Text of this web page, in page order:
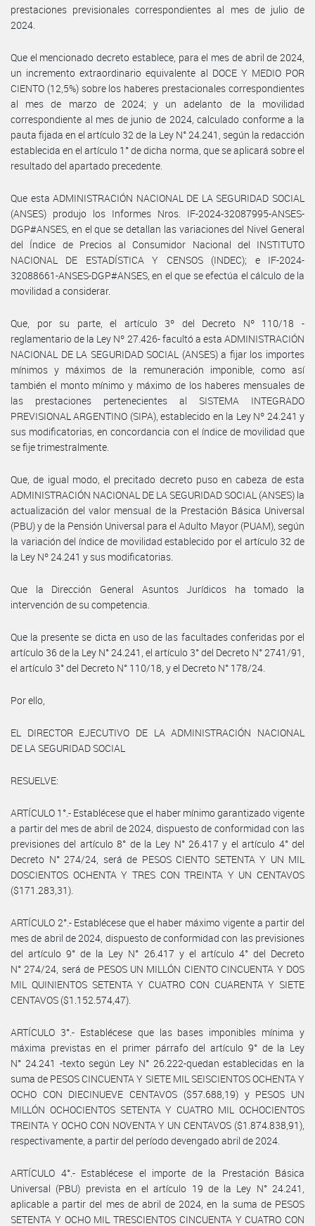
prestaciones previsionales correspondientes al mes de julio de
2024.
Que el mencionado decreto establece, para el mes de abril de 2024,
un incremento extraordinario equivalente al DOCE Y MEDIO POR
CIENTO (12,5%) sobre los haberes prestacionales correspondientes
al mes de marzo de 2024; y un adelanto de la movilidad
correspondiente al mes de junio de 2024, calculado conforme a la
pauta fijada en el artículo 32 de la Ley N° 24.241, según la redacción
establecida en el artículo 1° de dicha norma, que se aplicará sobre el
resultado del apartado precedente.
Que esta ADMINISTRACIÓN NACIONAL DE LA SEGURIDAD SOCIAL
(ANSES) produjo los Informes Nros. IF-2024-32087995-ANSES-
DGP#ANSES, en el que se detallan las variaciones del Nivel General
del Índice de Precios al Consumidor Nacional del INSTITUTO
NACIONAL DE ESTADÍSTICA Y CENSOS (INDEC); e IF-2024-
32088661-ANSES-DGP#ANSES, en el que se efectúa el cálculo de la
movilidad a considerar.
Que, por su parte, el artículo 3º del Decreto Nº 110/18 -
reglamentario de la Ley Nº 27.426- facultó a esta ADMINISTRACIÓN
NACIONAL DE LA SEGURIDAD SOCIAL (ANSES) a fijar los importes
mínimos y máximos de la remuneración imponible, como así
también el monto mínimo y máximo de los haberes mensuales de
las prestaciones pertenecientes al SISTEMA INTEGRADO
PREVISIONAL ARGENTINO (SIPA), establecido en la Ley Nº 24.241 y
sus modificatorias, en concordancia con el índice de movilidad que
se fije trimestralmente.
Que, de igual modo, el precitado decreto puso en cabeza de esta
ADMINISTRACIÓN NACIONAL DE LA SEGURIDAD SOCIAL (ANSES) la
actualización del valor mensual de la Prestación Básica Universal
(PBU) y de la Pensión Universal para el Adulto Mayor (PUAM), según
la variación del índice de movilidad establecido por el artículo 32 de
la Ley Nº 24.241 y sus modificatorias.
Que la Dirección General Asuntos Jurídicos ha tomado la
intervención de su competencia.
Que la presente se dicta en uso de las facultades conferidas por el
artículo 36 de la Ley N° 24.241, el artículo 3° del Decreto N° 2741/91,
el artículo 3° del Decreto N° 110/18, y el Decreto N° 178/24.
Por ello,
EL DIRECTOR EJECUTIVO DE LA ADMINISTRACIÓN NACIONAL
DE LA SEGURIDAD SOCIAL
RESUELVE:
ARTÍCULO 1°.- Establécese que el haber mínimo garantizado vigente
a partir del mes de abril de 2024, dispuesto de conformidad con las
previsiones del artículo 8° de la Ley N° 26.417 y el artículo 4° del
Decreto N° 274/24, será de PESOS CIENTO SETENTA Y UN MIL
DOSCIENTOS OCHENTA Y TRES CON TREINTA Y UN CENTAVOS
($171.283,31).
ARTÍCULO 2°.- Establécese que el haber máximo vigente a partir del
mes de abril de 2024, dispuesto de conformidad con las previsiones
del artículo 9° de la Ley N° 26.417 y el artículo 4° del Decreto
N° 274/24, será de PESOS UN MILLÓN CIENTO CINCUENTA Y DOS
MIL QUINIENTOS SETENTA Y CUATRO CON CUARENTA Y SIETE
CENTAVOS ($1.152.574,47).
ARTÍCULO 3°.- Establécese que las bases imponibles mínima y
máxima previstas en el primer párrafo del artículo 9° de la Ley
N° 24.241 -texto según Ley N° 26.222-quedan establecidas en la
suma de PESOS CINCUENTA Y SIETE MIL SEISCIENTOS OCHENTA Y
OCHO CON DIECINUEVE CENTAVOS ($57.688,19) y PESOS UN
MILLÓN OCHOCIENTOS SETENTA Y CUATRO MIL OCHOCIENTOS
TREINTA Y OCHO CON NOVENTA Y UN CENTAVOS ($1.874.838,91),
respectivamente, a partir del período devengado abril de 2024.
ARTÍCULO 4°.- Establécese el importe de la Prestación Básica
Universal (PBU) prevista en el artículo 19 de la Ley N° 24.241,
aplicable a partir del mes de abril de 2024, en la suma de PESOS
SETENTA Y OCHO MIL TRESCIENTOS CINCUENTA Y CUATRO CON